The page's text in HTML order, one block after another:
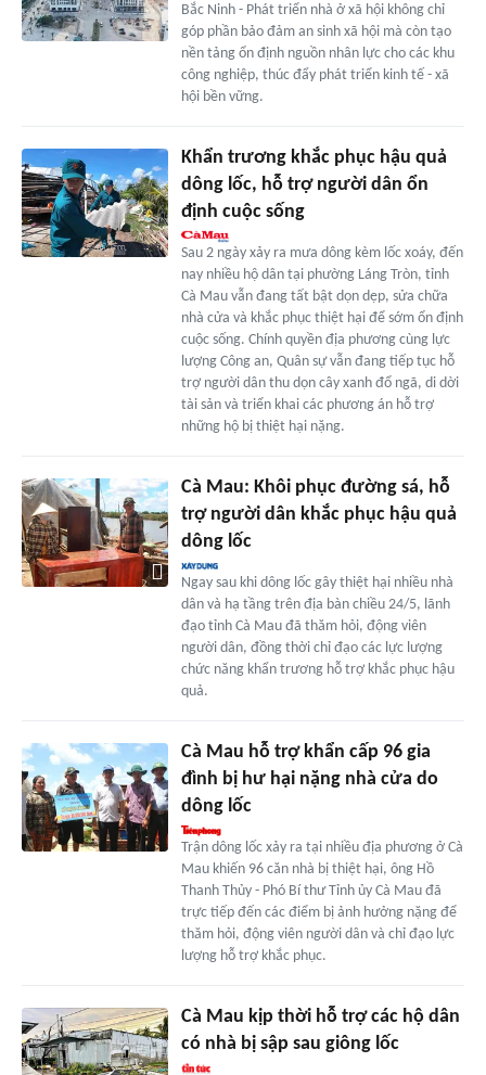
Bắc Ninh - Phát triển nhà ở xã hội không chỉ
góp phần bảo đảm an sinh xã hội mà còn tạo
nền tảng ổn định nguồn nhân lực cho các khu
công nghiệp, thúc đẩy phát triển kinh tế - xã
hội bền vững.
Khẩn trương khắc phục hậu quả
dông lốc, hỗ trợ người dân ổn
định cuộc sống
Sau 2 ngày xảy ra mưa dông kèm lốc xoáy, đến
nay nhiều hộ dân tại phường Láng Tròn, tỉnh
Cà Mau vẫn đang tất bật dọn dẹp, sửa chữa
nhà cửa và khắc phục thiệt hại để sớm ổn định
cuộc sống. Chính quyền địa phương cùng lực
lượng Công an, Quân sự vẫn đang tiếp tục hỗ
trợ người dân thu dọn cây xanh đổ ngã, di dời
tài sản và triển khai các phương án hỗ trợ
những hộ bị thiệt hại nặng.
Cà Mau: Khôi phục đường sá, hỗ
trợ người dân khắc phục hậu quả
dông lốc
Ngay sau khi dông lốc gây thiệt hại nhiều nhà
dân và hạ tầng trên địa bàn chiều 24/5, lãnh
đạo tỉnh Cà Mau đã thăm hỏi, động viên
người dân, đồng thời chỉ đạo các lực lượng
chức năng khẩn trương hỗ trợ khắc phục hậu
quả.
Cà Mau hỗ trợ khẩn cấp 96 gia
đình bị hư hại nặng nhà cửa do
dông lốc
Trận dông lốc xảy ra tại nhiều địa phương ở Cà
Mau khiến 96 căn nhà bị thiệt hại, ông Hồ
Thanh Thủy - Phó Bí thư Tỉnh ủy Cà Mau đã
trực tiếp đến các điểm bị ảnh hưởng nặng để
thăm hỏi, động viên người dân và chỉ đạo lực
lượng hỗ trợ khắc phục.
Cà Mau kịp thời hỗ trợ các hộ dân
có nhà bị sập sau giông lốc